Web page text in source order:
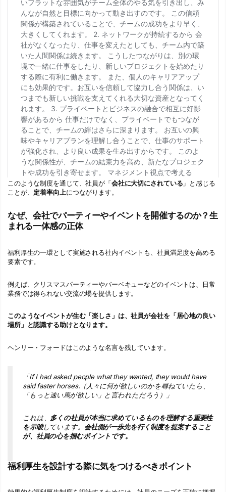
このような制度を通じて、社員が「会社に大切にされている 」と感じる
ことが、 定着率向上につながります。
なぜ、会社でパーティーやイベントを開催するのか？生
まれる一体感の正体
福利厚生の一環として実施される社内イベントも、社員満足度を高める
要素です。
例えば、クリスマスパーティーやバーベキューなどのイベントは、日常
業務では得られない交流の場を提供します。
このようなイベントが生む「楽しさ」は、社員が会社を「居心地の良い
場所」と認識する助けとなります。
ヘンリー・フォードはこのような名言を残しています。
「If I had asked people what they wanted, they would have
said faster horses.（人々に何が欲しいのかを尋ねていたら、
「もっと速い馬が欲しい」と言われただろう）」
これは、 多くの社員が本当に求めているものを理解する重要性
を示唆しています。 会社側が一歩先を行く制度を提案すること
が、社員の心を掴むポイントです。
福利厚生を設計する際に気をつけるべきポイント